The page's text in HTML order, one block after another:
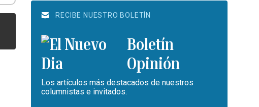
RECIBE NUESTRO BOLETÍN
Boletín
Opinión
Los artículos más destacados de nuestros
columnistas e invitados.